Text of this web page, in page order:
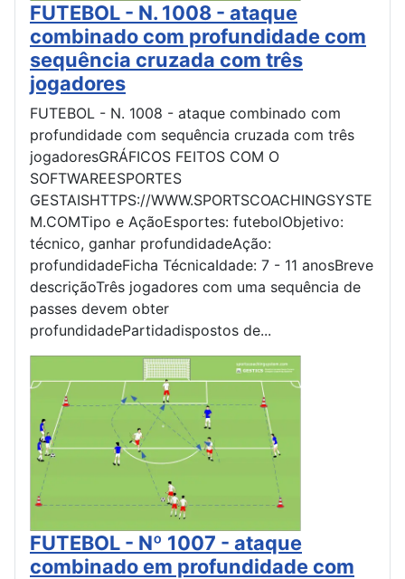
FUTEBOL - N. 1008 - ataque
combinado com profundidade com
sequência cruzada com três
jogadores
FUTEBOL - N. 1008 - ataque combinado com
profundidade com sequência cruzada com três
jogadoresGRÁFICOS FEITOS COM O
SOFTWAREESPORTES
GESTAISHTTPS://WWW.SPORTSCOACHINGSYSTE
M.COMTipo e AçãoEsportes: futebolObjetivo:
técnico, ganhar profundidadeAção:
profundidadeFicha TécnicaIdade: 7 - 11 anosBreve
descriçãoTrês jogadores com uma sequência de
passes devem obter
profundidadePartidadispostos de...
FUTEBOL - Nº 1007 - ataque
combinado em profundidade com